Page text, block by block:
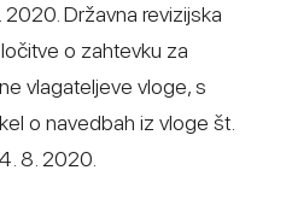
Državna revizijska
o zahtevku za
vlagateljeve vloge, s
o navedbah iz vloge št.
8. 2020.